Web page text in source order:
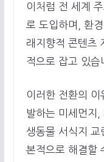
이처럼 전 세계
로 도입하며, 환
래지향적 콘텐츠
적으로 잡고 있습
이러한 전환의 이
발하는 미세먼지
생동물 서식지 교
본적으로 해결할